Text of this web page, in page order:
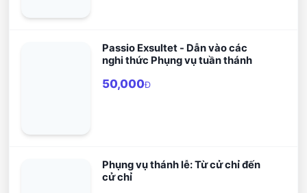
Passio Exsultet - Dẫn vào các
nghi thức Phụng vụ tuần thánh
50,000Đ
Phụng vụ thánh lễ: Từ cử chỉ đến
cử chỉ